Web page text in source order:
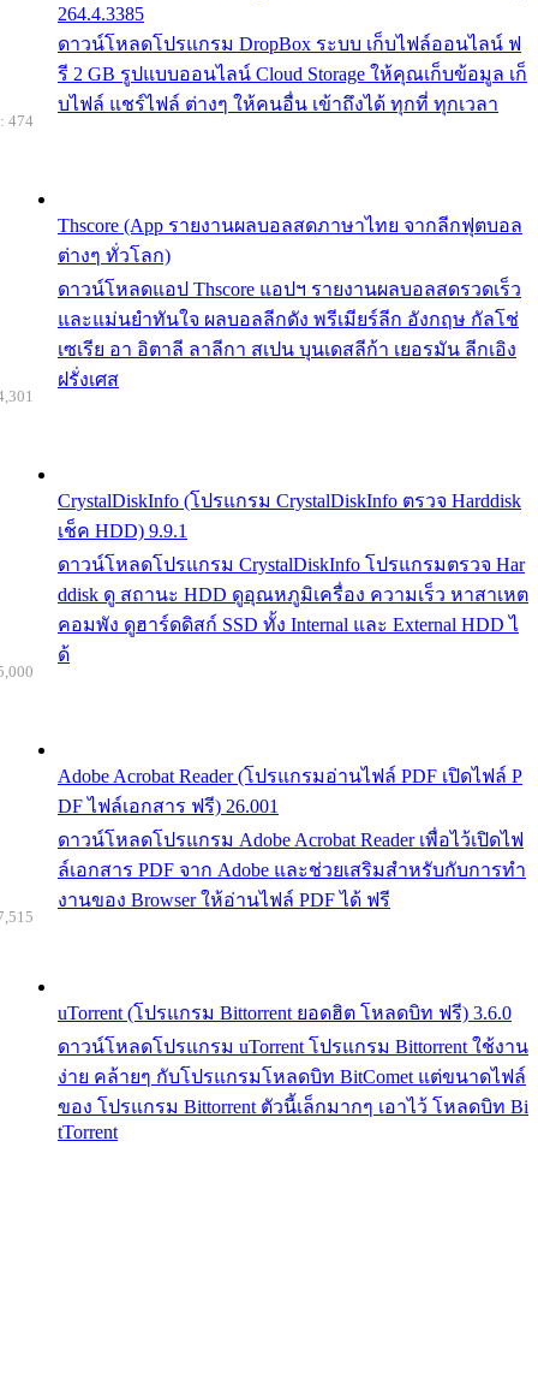
264.4.3385
ดาวน์โหลดโปรแกรม DropBox ระบบ เก็บไฟล์ออนไลน์ ฟ
รี 2 GB รูปแบบออนไลน์ Cloud Storage ให้คุณเก็บข้อมูล เก็
บไฟล์ แชร์ไฟล์ ต่างๆ ให้คนอื่น เข้าถึงได้ ทุกที่ ทุกเวลา
Thscore (App รายงานผลบอลสดภาษาไทย จากลีกฟุตบอล
ต่างๆ ทั่วโลก)
ดาวน์โหลดแอป Thscore แอปฯ รายงานผลบอลสดรวดเร็ว
และแม่นยำทันใจ ผลบอลลีกดัง พรีเมียร์ลีก อังกฤษ กัลโช่
เซเรีย อา อิตาลี ลาลีกา สเปน บุนเดสลีก้า เยอรมัน ลีกเอิง
ฝรั่งเศส
474
CrystalDiskInfo (โปรแกรม CrystalDiskInfo ตรวจ Harddisk
เช็ค HDD) 9.9.1
ดาวน์โหลดโปรแกรม CrystalDiskInfo โปรแกรมตรวจ Har
ddisk ดู สถานะ HDD ดูอุณหภูมิเครื่อง ความเร็ว หาสาเหต
คอมพัง ดูฮาร์ดดิสก์ SSD ทั้ง Internal และ External HDD ไ
ด้
Adobe Acrobat Reader (โปรแกรมอ่านไฟล์ PDF เปิดไฟล์ P
DF ไฟล์เอกสาร ฟรี) 26.001
ดาวน์โหลดโปรแกรม Adobe Acrobat Reader เพื่อไว้เปิดไฟ
ล์เอกสาร PDF จาก Adobe และช่วยเสริมสำหรับกับการทำ
งานของ Browser ให้อ่านไฟล์ PDF ได้ ฟรี
uTorrent (โปรแกรม Bittorrent ยอดฮิต โหลดบิท ฟรี) 3.6.0
ดาวน์โหลดโปรแกรม uTorrent โปรแกรม Bittorrent ใช้งาน
ง่าย คล้ายๆ กับโปรแกรมโหลดบิท BitComet แต่ขนาดไฟล์
ของ โปรแกรม Bittorrent ตัวนี้เล็กมากๆ เอาไว้ โหลดบิท Bi
tTorrent